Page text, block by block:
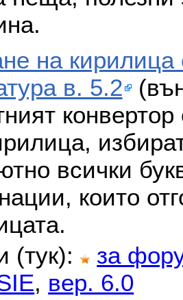
на кирилица
в. 5.2
всички
които
(тук):
за
, вер. 6.0